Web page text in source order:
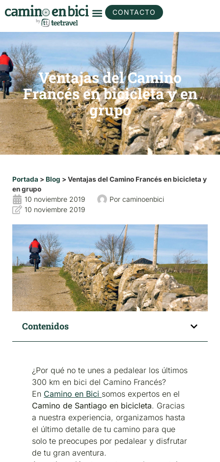
CONTACTO
Ventajas del Camino
Francés en bicicleta y en
grupo
Portada > Blog > Ventajas del Camino Francés en bicicleta y
en grupo
10 noviembre 2019 Por caminoenbici
10 noviembre 2019
Contenidos
¿Por qué no te unes a pedalear los últimos
300 km en bici del Camino Francés?
En Camino en Bici somos expertos en el
Camino de Santiago en bicicleta. Gracias
a nuestra experiencia, organizamos hasta
el último detalle de tu camino para que
solo te preocupes por pedalear y disfrutar
de tu gran aventura.